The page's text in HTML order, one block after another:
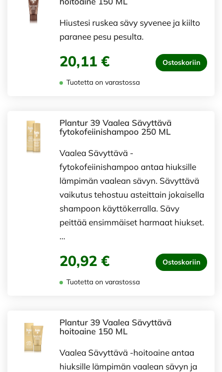
Hiustesi ruskea sävy syvenee ja kiilto
paranee pesu pesulta.
20,11 € Ostoskoriin
Tuotetta on varastossa
Plantur 39 Vaalea Sävyttävä
fytokofeiinishampoo 250 ML
Vaalea Sävyttävä -
fytokofeiinishampoo antaa hiuksille
lämpimän vaalean sävyn. Sävyttävä
vaikutus tehostuu asteittain jokaisella
shampoon käyttökerralla. Sävy
peittää ensimmäiset harmaat hiukset.
…
20,92 € Ostoskoriin
Tuotetta on varastossa
Plantur 39 Vaalea Sävyttävä
hoitoaine 150 ML
Vaalea Sävyttävä -hoitoaine antaa
hiuksille lämpimän vaalean sävyn ja